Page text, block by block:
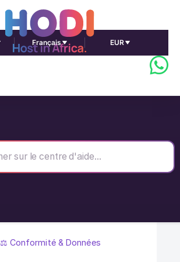
Français EUR
⚖️ Conformité & Données